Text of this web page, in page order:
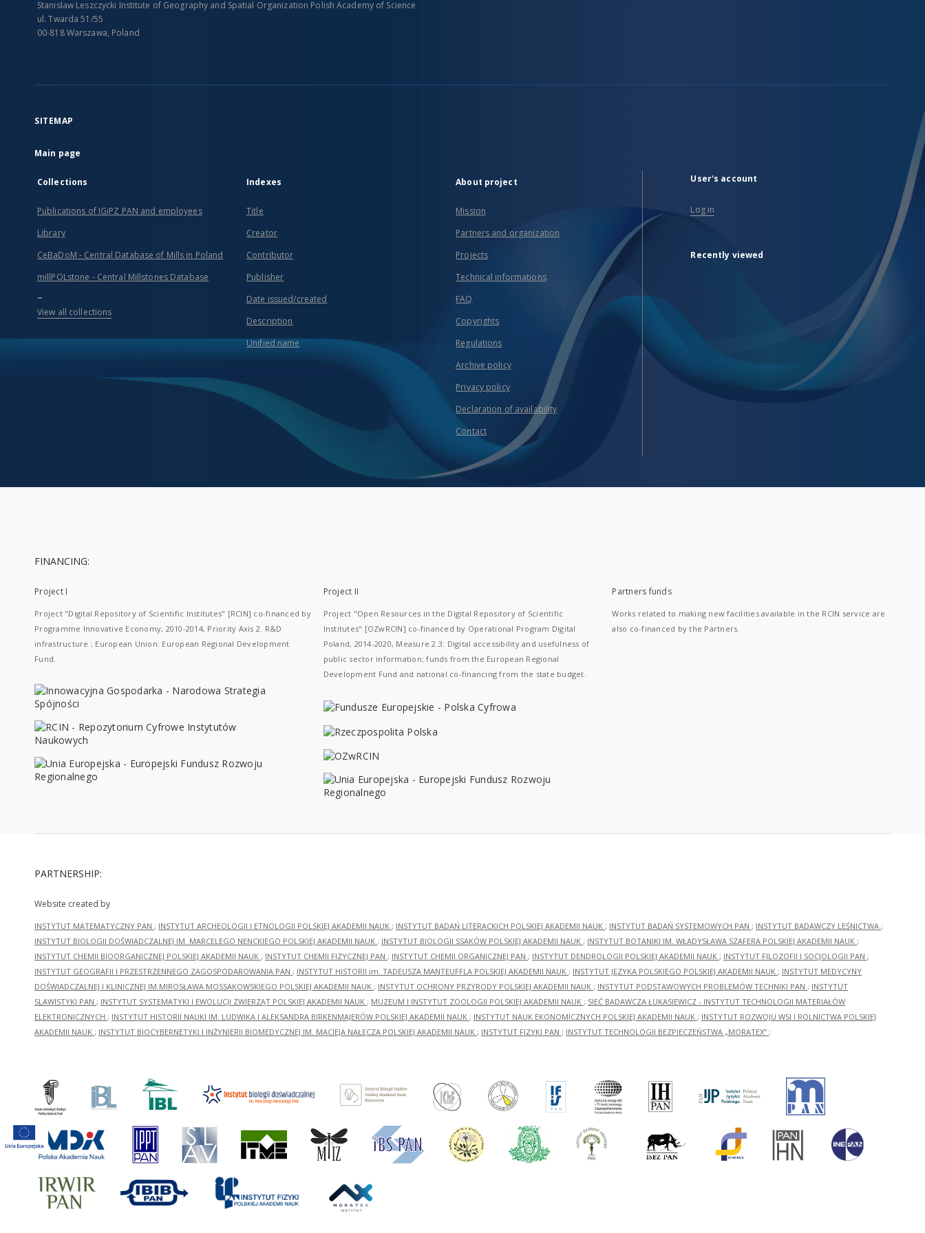
Stanislaw Leszczycki Institute of Geography and Spatial Organization Polish Academy of Science
ul. Twarda 51/55
00-818 Warszawa, Poland
SITEMAP
Main page
Collections
Publications of IGiPZ PAN and employees
Library
CeBaDoM - Central Database of Mills in Poland
millPOLstone - Central Millstones Database
...
View all collections
Indexes
Title
Creator
Contributor
Publisher
Date issued/created
Description
Unified name
About project
Mission
Partners and organization
Projects
Technical informations
FAQ
Copyrights
Regulations
Archive policy
Privacy policy
Declaration of availability
Contact
User's account
Log in
Recently viewed
FINANCING:
Project I
Project "Digital Repository of Scientific Institutes" [RCIN] co-financed by
Programme Innovative Economy, 2010-2014, Priority Axis 2. R&D
infrastructure ; European Union. European Regional Development
Fund.
Project II
Project "Open Resources in the Digital Repository of Scientific
Institutes" [OZwRCIN] co-financed by Operational Program Digital
Poland, 2014-2020, Measure 2.3: Digital accessibility and usefulness of
public sector information; funds from the European Regional
Development Fund and national co-financing from the state budget.
Partners funds
Works related to making new facilities available in the RCIN service are
also co-financed by the Partners.
PARTNERSHIP:
Website created by
INSTYTUT MATEMATYCZNY PAN ; INSTYTUT ARCHEOLOGII I ETNOLOGII POLSKIEJ AKADEMII NAUK ; INSTYTUT BADAŃ LITERACKICH POLSKIEJ AKADEMII NAUK ; INSTYTUT BADAŃ SYSTEMOWYCH PAN ; INSTYTUT BADAWCZY LEŚNICTWA ;
INSTYTUT BIOLOGII DOŚWIADCZALNEJ IM. MARCELEGO NENCKIEGO POLSKIEJ AKADEMII NAUK ; INSTYTUT BIOLOGII SSAKÓW POLSKIEJ AKADEMII NAUK ; INSTYTUT BOTANIKI IM. WŁADYSŁAWA SZAFERA POLSKIEJ AKADEMII NAUK ;
INSTYTUT CHEMII BIOORGANICZNEJ POLSKIEJ AKADEMII NAUK ; INSTYTUT CHEMII FIZYCZNEJ PAN ; INSTYTUT CHEMII ORGANICZNEJ PAN ; INSTYTUT DENDROLOGII POLSKIEJ AKADEMII NAUK ; INSTYTUT FILOZOFII I SOCJOLOGII PAN ;
INSTYTUT GEOGRAFII I PRZESTRZENNEGO ZAGOSPODAROWANIA PAN ; INSTYTUT HISTORII im. TADEUSZA MANTEUFFLA POLSKIEJ AKADEMII NAUK ; INSTYTUT JĘZYKA POLSKIEGO POLSKIEJ AKADEMII NAUK ; INSTYTUT MEDYCYNY
DOŚWIADCZALNEJ I KLINICZNEJ IM.MIROSŁAWA MOSSAKOWSKIEGO POLSKIEJ AKADEMII NAUK ; INSTYTUT OCHRONY PRZYRODY POLSKIEJ AKADEMII NAUK ; INSTYTUT PODSTAWOWYCH PROBLEMÓW TECHNIKI PAN ; INSTYTUT
SLAWISTYKI PAN ; INSTYTUT SYSTEMATYKI I EWOLUCJI ZWIERZĄT POLSKIEJ AKADEMII NAUK ; MUZEUM I INSTYTUT ZOOLOGII POLSKIEJ AKADEMII NAUK ; SIEĆ BADAWCZA ŁUKASIEWICZ - INSTYTUT TECHNOLOGII MATERIAŁÓW
ELEKTRONICZNYCH ; INSTYTUT HISTORII NAUKI IM. LUDWIKA I ALEKSANDRA BIRKENMAJERÓW POLSKIEJ AKADEMII NAUK ; INSTYTUT NAUK EKONOMICZNYCH POLSKIEJ AKADEMII NAUK ; INSTYTUT ROZWOJU WSI I ROLNICTWA POLSKIEJ
AKADEMII NAUK ; INSTYTUT BIOCYBERNETYKI I INŻYNIERII BIOMEDYCZNEJ IM. MACIEJA NAŁĘCZA POLSKIEJ AKADEMII NAUK ; INSTYTUT FIZYKI PAN ; INSTYTUT TECHNOLOGII BEZPIECZEŃSTWA „MORATEX” ;